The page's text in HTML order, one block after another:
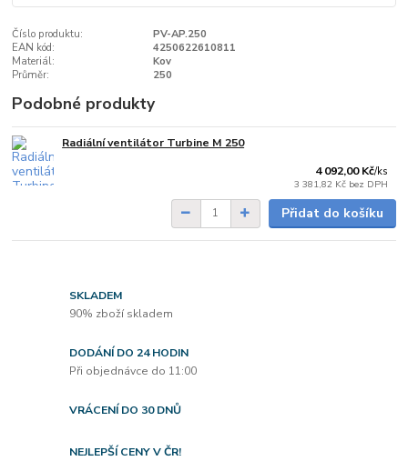
Číslo produktu:
PV-AP.250
EAN kód:
4250622610811
Materiál:
Kov
Průměr:
250
Podobné produkty
Radiální ventilátor Turbine M 250
4 092,00 Kč/ks
3 381,82 Kč bez DPH
Přidat do košíku
SKLADEM
90% zboží skladem
DODÁNÍ DO 24 HODIN
Při objednávce do 11:00
VRÁCENÍ DO 30 DNŮ
NEJLEPŠÍ CENY V ČR!